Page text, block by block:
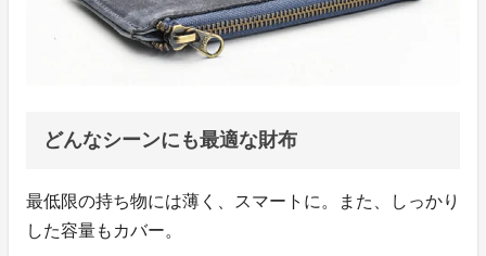
どんなシーンにも最適な財布
最低限の持ち物には薄く、スマートに。また、しっかり
した容量もカバー。